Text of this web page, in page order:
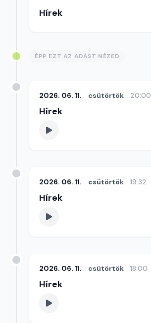
Hírek
ÉPP EZT AZ ADÁST NÉZED
2026. 06. 11. csütörtök 20:00
Hírek
2026. 06. 11. csütörtök 19:32
Hírek
2026. 06. 11. csütörtök 18:00
Hírek